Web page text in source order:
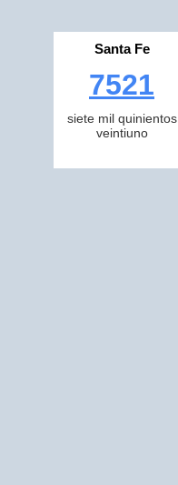
Santa Fe
7521
siete mil quinientos
veintiuno